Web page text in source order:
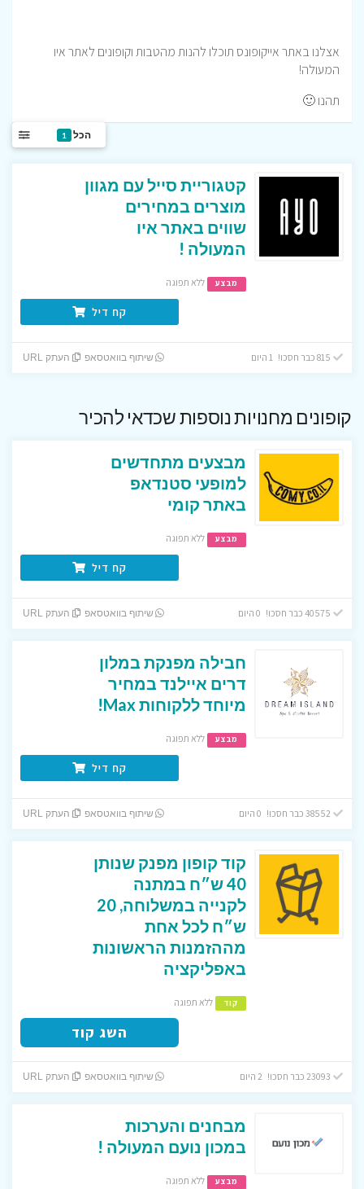
אצלנו באתר אייקופונס תוכלו להנות מהטבות וקופונים לאתר איו
המעולה!
תהנו 🙂
הכל 1
קטגוריית סייל עם מגוון
מוצרים במחירים
שווים באתר איו
המעולה !
מבצע ללא תפוגה
קח דיל
שיתוף בוואטסאפ העתק URL
קופונים מחנויות נוספות שכדאי להכיר
מבצעים מתחדשים
למופעי סטנדאפ
באתר קומי
מבצע ללא תפוגה
קח דיל
שיתוף בוואטסאפ העתק URL
חבילה מפנקת במלון
דרים איילנד במחיר
מיוחד ללקוחות Max!
מבצע ללא תפוגה
קח דיל
שיתוף בוואטסאפ העתק URL
קוד קופון מפנק שנותן
40 ש״ח במתנה
לקנייה במשלוחה, 20
ש״ח לכל אחת
מההזמנות הראשונות
באפליקציה
קוד ללא תפוגה
השג קוד
שיתוף בוואטסאפ העתק URL
מבחנים והערכות
במכון נועם המעולה !
מבצע ללא תפוגה